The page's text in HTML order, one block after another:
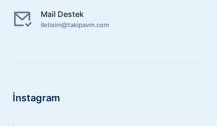
Mail Destek
iletisim@takipavm.com
İnstagram